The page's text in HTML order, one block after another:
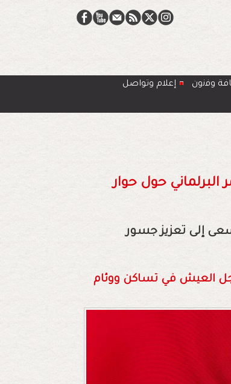
وﻓﻧون
إعلام وتواصل
البرلماني حول حوار
تسعى إلى تعزيز جسور
العيش في تساكن ووئام